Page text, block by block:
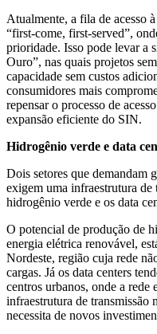
Atualmente, a fila de acesso
“first-come, first-served”,
prioridade. Isso pode levar a
Ouro”, nas quais projetos
capacidade sem custos
consumidores mais
repensar o processo de
expansão eficiente do SIN.
Hidrogênio verde e data
Dois setores que demandam
exigem uma infraestrutura de
hidrogênio verde e os data
O potencial de produção de
energia elétrica renovável,
Nordeste, região cuja rede
cargas. Já os data centers
centros urbanos, onde a rede
infraestrutura de transmissão
necessita de novos